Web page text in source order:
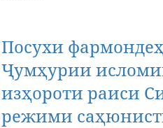
Посухи
Ҷумҳурии
изҳороти раиси
режими